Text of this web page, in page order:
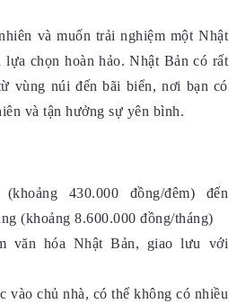
và muốn trải nghiệm một Nhật
lựa chọn hoàn hảo. Nhật Bản có rất
vùng núi đến bãi biển, nơi bạn có
và tận hưởng sự yên bình.
430.000 đồng/đêm) đến
(khoảng 8.600.000 đồng/tháng)
văn hóa Nhật Bản, giao lưu với
vào chủ nhà, có thể không có nhiều